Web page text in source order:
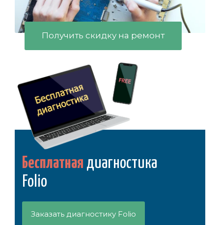
Получить скидку на ремонт
Бесплатная диагностика
Folio
Заказать диагностику Folio